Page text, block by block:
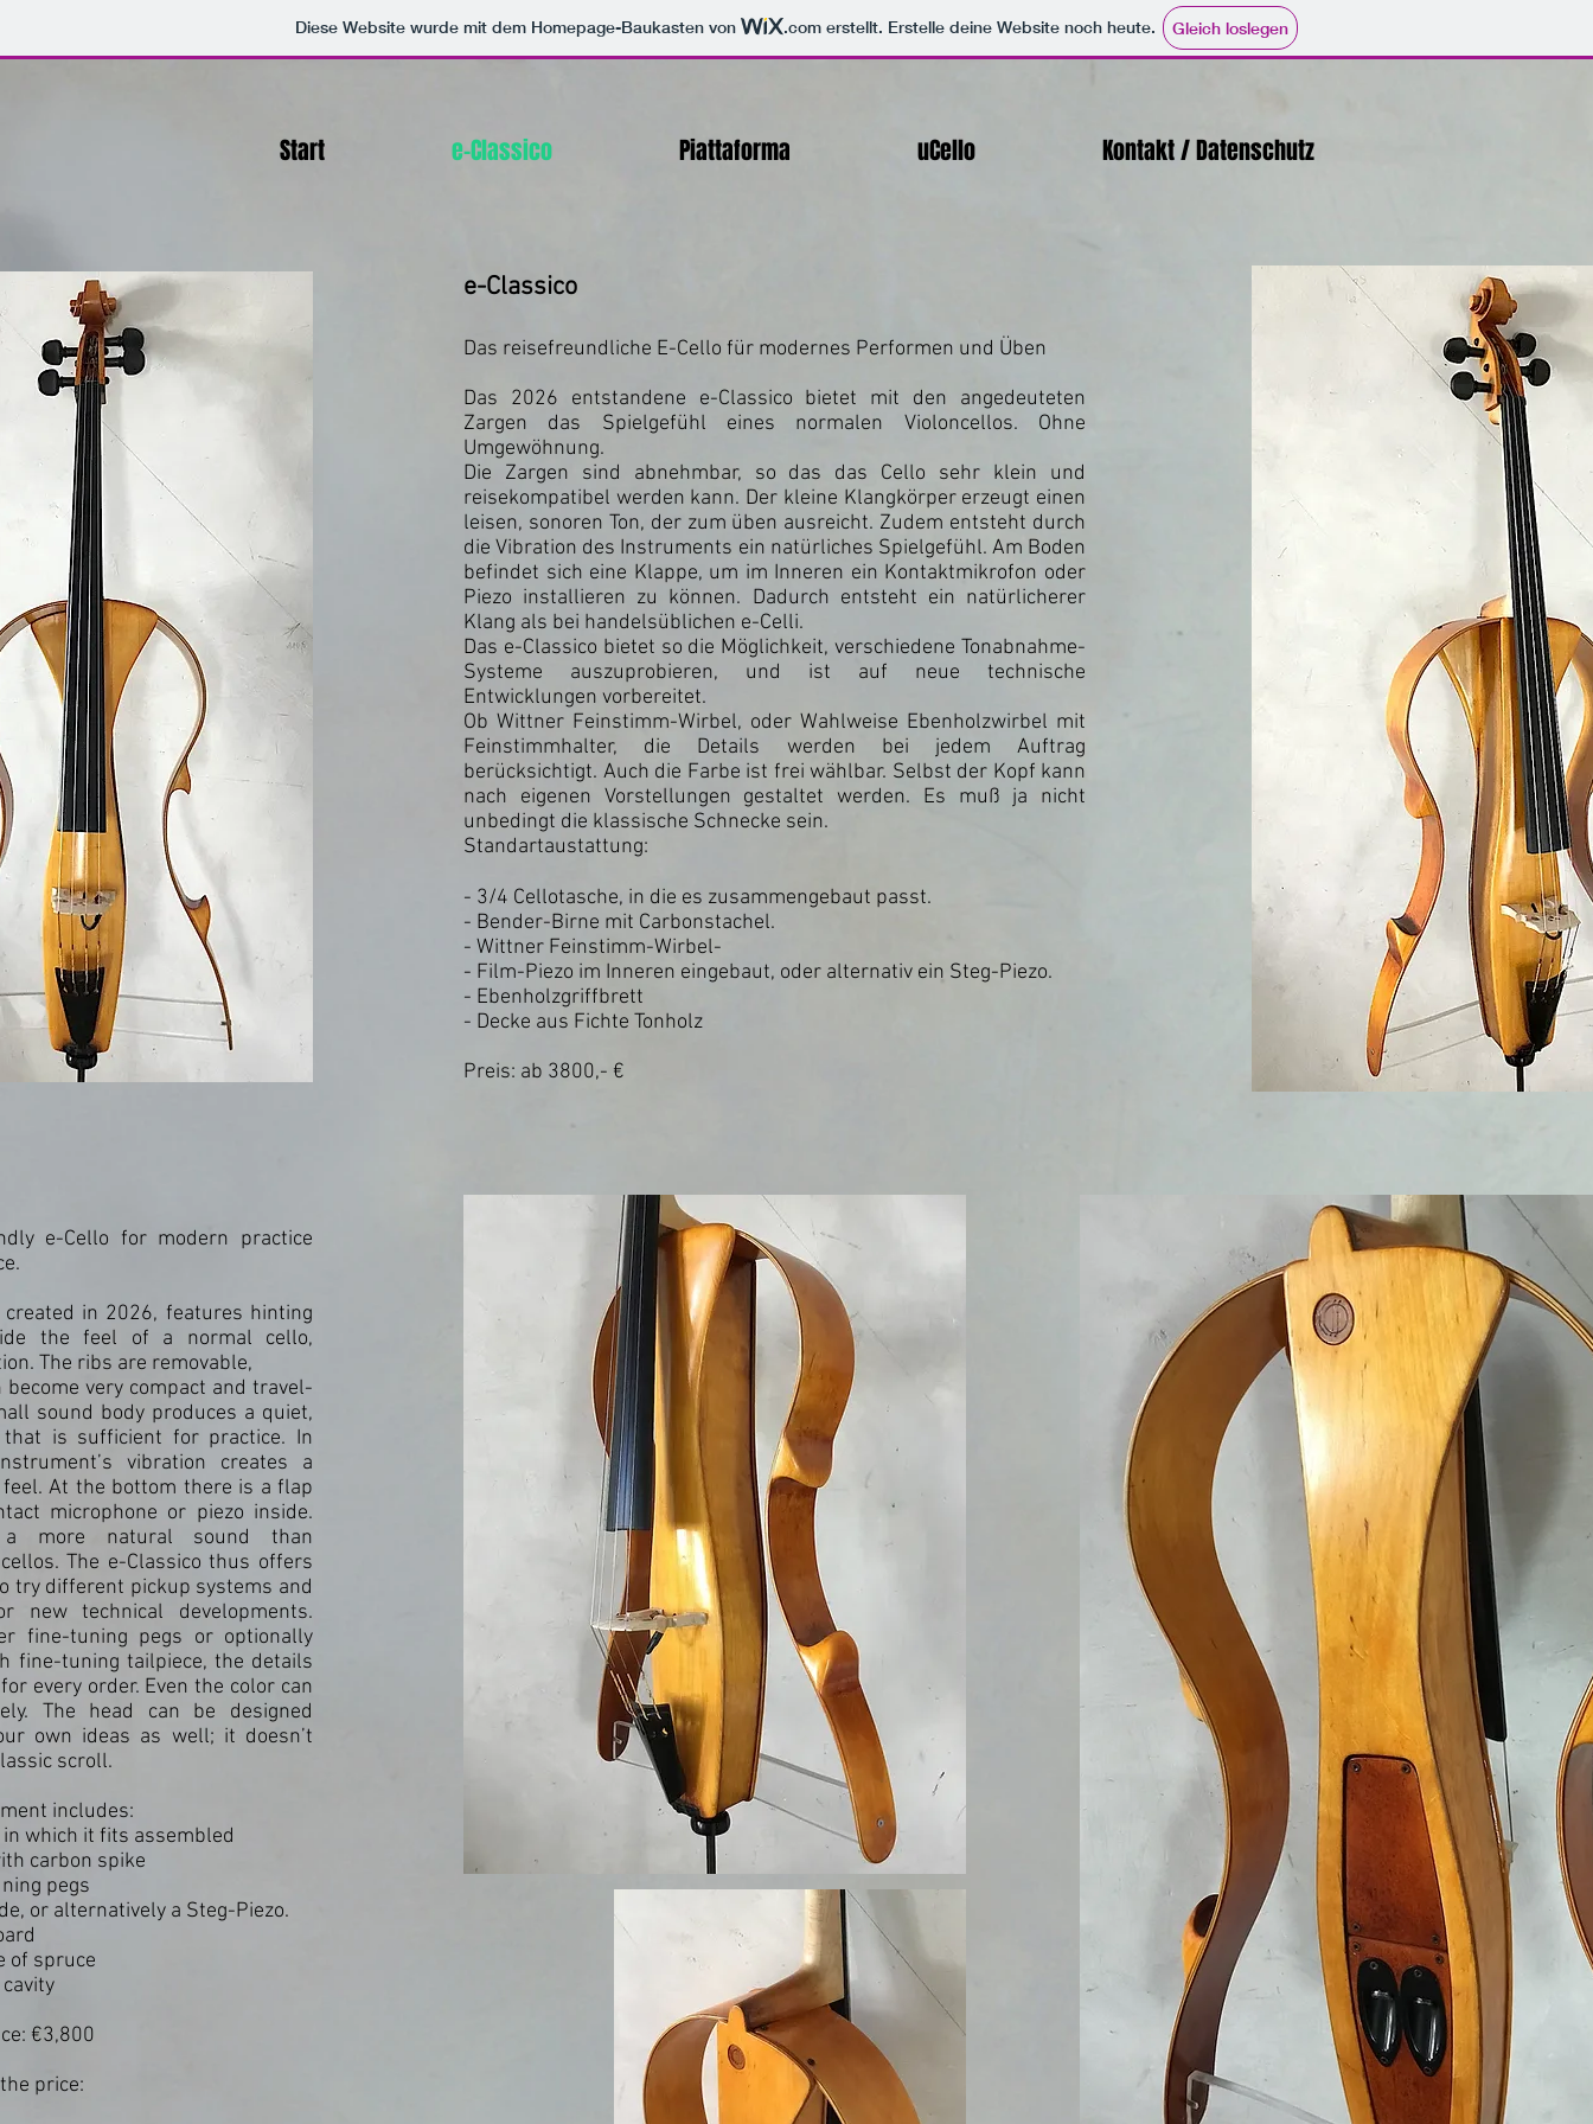
Diese Website wurde mit dem Homepage-Baukasten von .com erstellt. Erstelle deine Website noch heute. Gleich loslegen
Start e-Classico Piattaforma uCello Kontakt / Datenschutz
e-Cello for modern practice
created in 2026, features hinting
the feel of a normal cello,
The ribs are removable,
become very compact and travel-
sound body produces a quiet,
that is sufficient for practice. In
vibration creates a
At the bottom there is a flap
microphone or piezo inside.
a more natural sound than
The e-Classico thus offers
try different pickup systems and
new technical developments.
fine-tuning pegs or optionally
fine-tuning tailpiece, the details
every order. Even the color can
The head can be designed
own ideas as well; it doesn’t
scroll.
includes:
which it fits assembled
carbon spike
pegs
or alternatively a Steg-Piezo.
of spruce
€3,800
price:
e-Classico
Das reisefreundliche E-Cello für modernes Performen und Üben
Das 2026 entstandene e-Classico bietet mit den angedeuteten
Zargen das Spielgefühl eines normalen Violoncellos. Ohne
Umgewöhnung.
Die Zargen sind abnehmbar, so das das Cello sehr klein und
reisekompatibel werden kann. Der kleine Klangkörper erzeugt einen
leisen, sonoren Ton, der zum üben ausreicht. Zudem entsteht durch
die Vibration des Instruments ein natürliches Spielgefühl. Am Boden
befindet sich eine Klappe, um im Inneren ein Kontaktmikrofon oder
Piezo installieren zu können. Dadurch entsteht ein natürlicherer
Klang als bei handelsüblichen e-Celli.
Das e-Classico bietet so die Möglichkeit, verschiedene Tonabnahme-
Systeme auszuprobieren, und ist auf neue technische
Entwicklungen vorbereitet.
Ob Wittner Feinstimm-Wirbel, oder Wahlweise Ebenholzwirbel mit
Feinstimmhalter, die Details werden bei jedem Auftrag
berücksichtigt. Auch die Farbe ist frei wählbar. Selbst der Kopf kann
nach eigenen Vorstellungen gestaltet werden. Es muß ja nicht
unbedingt die klassische Schnecke sein.
Standartaustattung:
- 3/4 Cellotasche, in die es zusammengebaut passt.
- Bender-Birne mit Carbonstachel.
- Wittner Feinstimm-Wirbel-
- Film-Piezo im Inneren eingebaut, oder alternativ ein Steg-Piezo.
- Ebenholzgriffbrett
- Decke aus Fichte Tonholz
Preis: ab 3800,- €